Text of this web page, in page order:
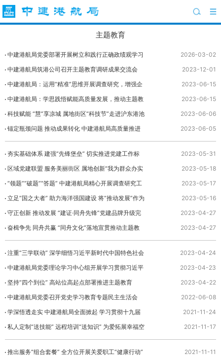
主题教育
中建港航局党委部署开展树立和践行正确政绩观学习
教育工作
2026-03-02
中建港航局筑港公司召开主题教育调研成果交流会
2023-12-01
中建港航局：运用“精准”思维开展调查研究，增强企
业高质量发展新动能
2023-06-15
中建港航局：学思践悟赋能高质量发展，推动主题教
育走深走实
2023-06-15
科技赋能 “慧”享凉城 属地街区“科技节”走进沪东港池
项目
2023-06-06
锚定瓶颈问题 推动成果转化 中建港航局高质量推进
调查研究工作
2023-06-05
夯实基础体系 建强“先锋堡垒” 切实推进党建工作标
准化规范化水平
2023-05-31
区域党建联盟 服务美丽街区 属地创新“我为群众办实
事”活动载体
2023-05-18
“领题”“破题”“答题” 中建港航局精心开展调查研究工
作
2023-05-17
立足“国之大者” 助力海洋强国建设 将“推动发展”作为
主题教育根本着力点
2023-05-16
守正创新 推动发展 “建证·同舟先锋”党建品牌升级完
成
2023-04-27
奋楫争先 同舟共赢 “同舟文化”落地宣贯推动主题教
育实践
2023-04-27
注重“三学联动” 深学细悟习近平新时代中国特色社会
主义思想
2023-04-24
中建港航局党委理论学习中心组开展学习贯彻习近平
新时代中国特色社会主义思想专题学习研讨
2023-04-23
坚持“四个到位” 高站位高起点部署推进主题教育
2023-04-22
中建港航局党委召开党史学习教育专题民主生活会
2022-06-08
学深悟透走实 中建港航局全面掀起 学习贯彻十九届
六中全会精神热潮
2021-11-24
私人定制“送技能” 远程培训“送知识” 为爱拓展幸福空
间
2021-11-17
推出服务“组合套餐” 全方位开展关爱职工“健康行动”
2021-11-11